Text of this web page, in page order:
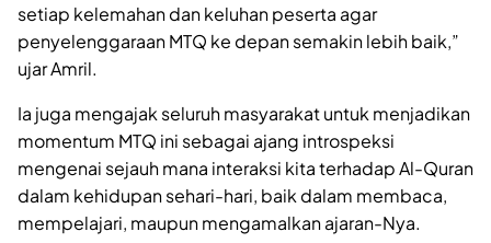
setiap kelemahan dan keluhan peserta agar
penyelenggaraan MTQ ke depan semakin lebih baik,”
ujar Amril.
Ia juga mengajak seluruh masyarakat untuk menjadikan
momentum MTQ ini sebagai ajang introspeksi
mengenai sejauh mana interaksi kita terhadap Al-Quran
dalam kehidupan sehari-hari, baik dalam membaca,
mempelajari, maupun mengamalkan ajaran-Nya.